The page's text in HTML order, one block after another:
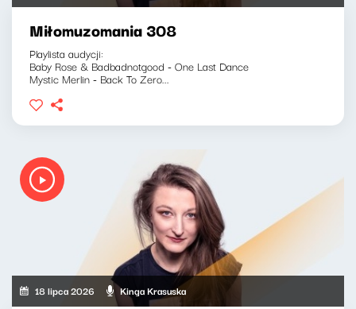
Miłomuzomania 308
Playlista audycji:
Baby Rose & Badbadnotgood - One Last Dance
Mystic Merlin - Back To Zero...
18 lipca 2026 Kinga Krasuska